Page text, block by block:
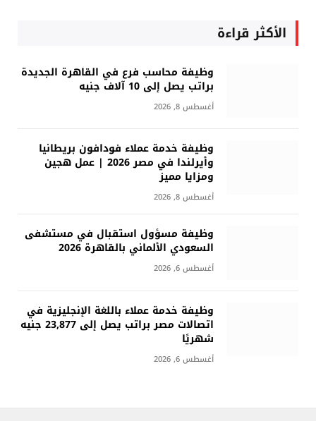
الأكثر قراءة
وظيفة محاسب فرع في القاهرة الجديدة
براتب يصل إلى 10 آلاف جنيه
أغسطس 8, 2026
وظيفة خدمة عملاء فودافون بريطانيا
وأيرلندا في مصر 2026 | عمل هجين
ومزايا مميز
أغسطس 8, 2026
وظيفة مسؤول استقبال في مستشفى
السعودي الألماني بالقاهرة 2026
أغسطس 6, 2026
وظيفة خدمة عملاء باللغة الإنجليزية في
اتصالات مصر براتب يصل إلى 23,877 جنيه
شهريًا
أغسطس 6, 2026